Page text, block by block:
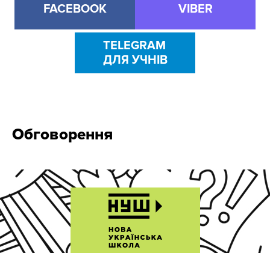
FACEBOOK VIBER
TELEGRAM
ДЛЯ УЧНІВ
Обговорення